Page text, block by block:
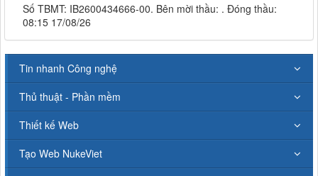
Số TBMT: IB2600434666-00. Bên mời thầu: . Đóng thầu:
08:15 17/08/26
Tin nhanh Công nghệ
Thủ thuật - Phần mềm
Thiết kế Web
Tạo Web NukeViet